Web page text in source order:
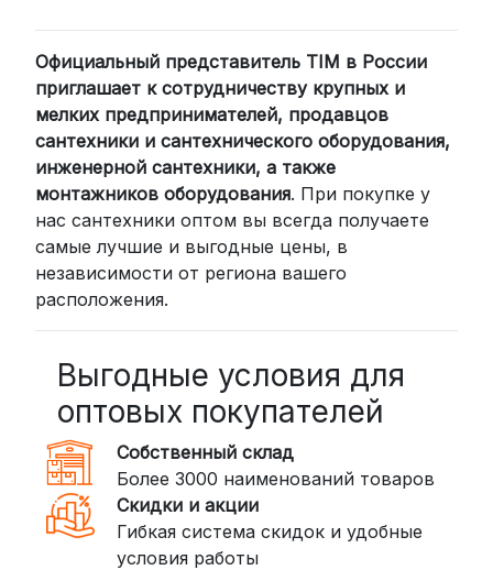
компании (СДЭК, BoxBerry, DPD)
Для клиентов из других регионов
России мы сотрудничаем с
проверенными транспортными
компаниями:
СДЭК: Выбирайте доставку до
пункта выдачи (от 2 дней) или
курьером до двери (от 3 дней).
Стоимость начинается от300
рублей
пунктов выдачи или курьером.
Сроки — от 2 дней, стоимость — от
350 рублей
DPD: Международная служба
доставки, которая работает и
внутри России. Сроки — от 2 дней,
стоимость — от 400 рублей
Официальный представитель TIM в России
приглашает к сотрудничеству крупных и
мелких предпринимателей, продавцов
сантехники и сантехнического оборудования,
инженерной сантехники, а также
монтажников оборудования. При покупке у
нас сантехники оптом вы всегда получаете
самые лучшие и выгодные цены, в
независимости от региона вашего
расположения.
Выгодные условия для
оптовых покупателей
Собственный склад
Более 3000 наименований товаров
Скидки и акции
Гибкая система скидок и удобные
условия работы